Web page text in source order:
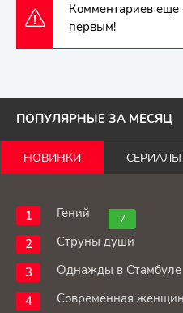
Комментариев еще
первым!
ПОПУЛЯРНЫЕ ЗА МЕСЯЦ
НОВИНКИ СЕРИАЛЫ
7
Гений
Струны души
Однажды в Стамбуле
Современная